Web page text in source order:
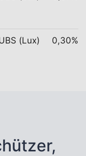
(Lux)
0,30%